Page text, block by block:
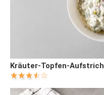
Kräuter-Topfen-Aufstrich